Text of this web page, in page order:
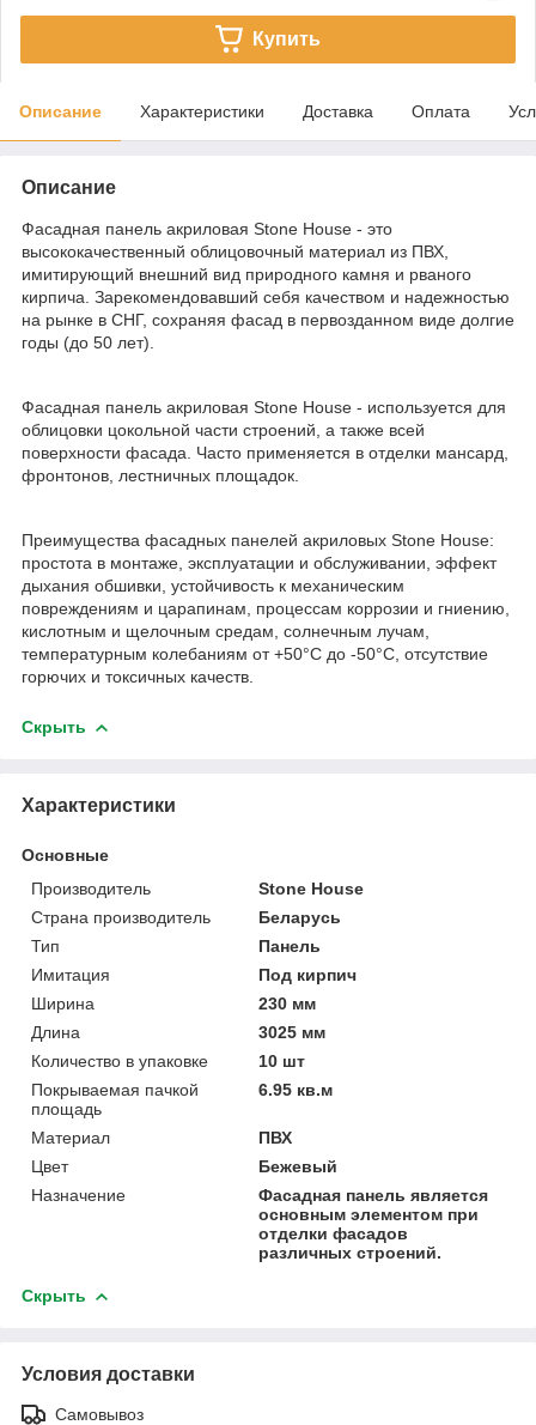
Купить
Описание Характеристики Доставка Оплата
Описание
Фасадная панель акриловая Stone House - это
высококачественный облицовочный материал из ПВХ,
имитирующий внешний вид природного камня и рваного
кирпича. Зарекомендовавший себя качеством и надежностью
на рынке в СНГ, сохраняя фасад в первозданном виде долгие
годы (до 50 лет).
Фасадная панель акриловая Stone House - используется для
облицовки цокольной части строений, а также всей
поверхности фасада. Часто применяется в отделки мансард,
фронтонов, лестничных площадок.
Преимущества фасадных панелей акриловых Stone House:
простота в монтаже, эксплуатации и обслуживании, эффект
дыхания обшивки, устойчивость к механическим
повреждениям и царапинам, процессам коррозии и гниению,
кислотным и щелочным средам, солнечным лучам,
температурным колебаниям от +50‎°C до -50°C, отсутствие
горючих и токсичных качеств.
Скрыть
Характеристики
Основные
Производитель
Stone House
Страна производитель
Беларусь
Тип
Панель
Имитация
Под кирпич
Ширина
230 мм
Длина
3025 мм
Количество в упаковке
10 шт
Покрываемая пачкой
площадь
6.95 кв.м
Материал
ПВХ
Цвет
Бежевый
Назначение
Фасадная панель является
основным элементом при
отделки фасадов
различных строений.
Скрыть
Условия доставки
Самовывоз